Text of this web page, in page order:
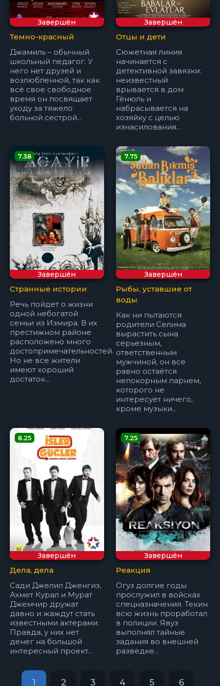
Завершён
Темно-красный
Джамиль – обычный
школьный педагог. У
него нет друзей и
возлюбленной, так как
всё свое свободное
время он посвящает
уходу за тяжело
больной сестрой...
Завершён
Отцы и дети
Сюжетная линия
начинается с
детективной завязки:
неизвестный
врывается в дом
Гёнюль и
набрасывается на
хозяйку с целью
изнасилования...
Завершён
7.38
Странные истории
Речь пойдет о жизни
одной небогатой
семьи из Измира. В их
престижном районе
расположено много
достопримечательностей.
Но не все жители
имеют хороший
достаток...
Завершён
7.75
Рыбы, уставшие от
воды
Как ни пытаются
родители Селима
вырастить сына
серьезным,
ответственным
мужчиной, он все
равно остаётся
непокорным парнем,
которого не
интересует ничего,
кроме музыки...
Завершён
8.25
Дела, дела
Сади Джелил Дженгиз,
Ахмет Курал и Мурат
Джемчир дружат
давно и жаждут стать
известными актерами.
Правда, у них нет
денег на большой
интересный проект...
Завершён
7.25
Реакция
Огуз долгие годы
прослужил в войсках
спецназначения. Текин
всю жизнь проработал
в полиции. Явуз
выполнял тайные
задания во внешней
разведке...
1 2 3 4 5 6